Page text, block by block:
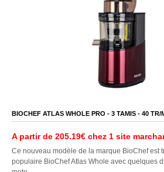
BIOCHEF ATLAS WHOLE PRO - 3 TAMIS - 40 TR/
A partir de 205.19€ chez 1 site
Ce nouveau modèle de la marque BioChef est
populaire BioChef Atlas Whole avec quelques